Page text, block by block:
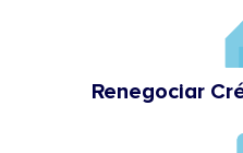
Renegociar